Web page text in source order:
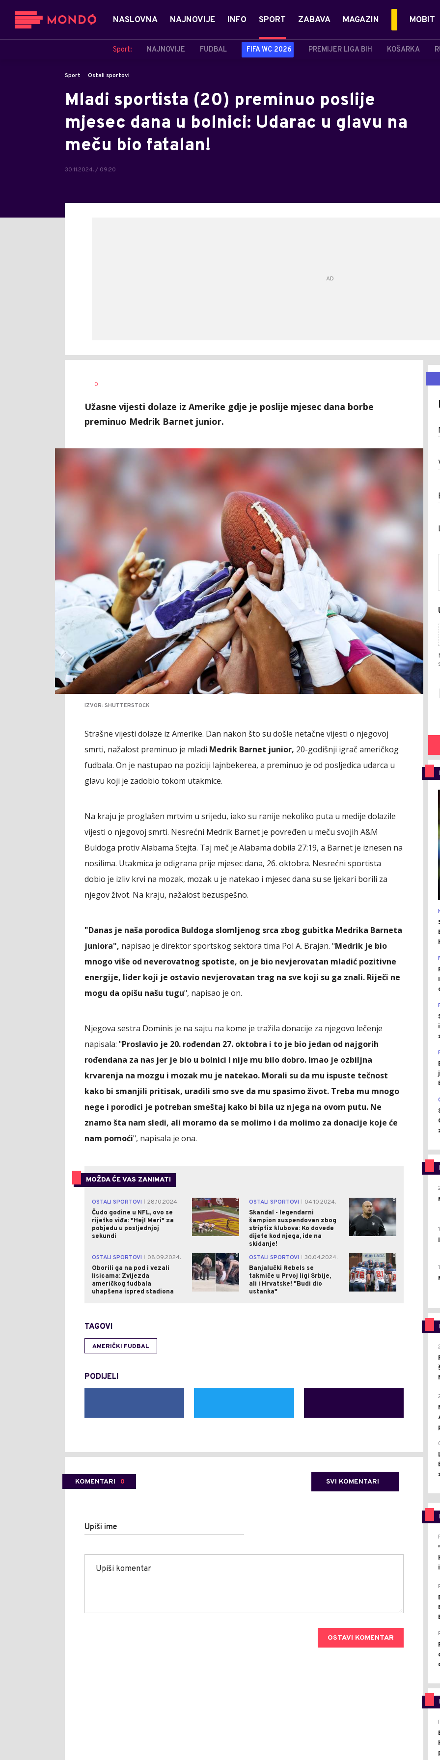
NASLOVNA NAJNOVIJE INFO SPORT
Sport: NAJNOVIJE FUDBAL FIFA WC 2026 PREMIJER LIGA BIH KOŠARKA
ZABAVA MAGAZIN MOBIT
Sport Ostali sportovi
Mladi sportista (20) preminuo poslije
mjesec dana u bolnici: Udarac u glavu na
meču bio fatalan!
30.11.2024. / 09:20
0
Užasne vijesti dolaze iz Amerike gdje je poslije mjesec dana borbe
preminuo Medrik Barnet junior.
IZVOR: SHUTTERSTOCK
Strašne vijesti dolaze iz Amerike. Dan nakon što su došle netačne vijesti o njegovoj
smrti, nažalost preminuo je mladi Medrik Barnet junior, 20-godišnji igrač američkog
fudbala. On je nastupao na poziciji lajnbekerea, a preminuo je od posljedica udarca u
glavu koji je zadobio tokom utakmice.
Na kraju je proglašen mrtvim u srijedu, iako su ranije nekoliko puta u medije dolazile
vijesti o njegovoj smrti. Nesrećni Medrik Barnet je povređen u meču svojih A&M
Buldoga protiv Alabama Stejta. Taj meč je Alabama dobila 27:19, a Barnet je iznesen na
nosilima. Utakmica je odigrana prije mjesec dana, 26. oktobra. Nesrećni sportista
dobio je izliv krvi na mozak, mozak u je natekao i mjesec dana su se ljekari borili za
njegov život. Na kraju, nažalost bezuspešno.
"Danas je naša porodica Buldoga slomljenog srca zbog gubitka Medrika Barneta
juniora", napisao je direktor sportskog sektora tima Pol A. Brajan. "Medrik je bio
mnogo više od neverovatnog spotiste, on je bio nevjerovatan mladić pozitivne
energije, lider koji je ostavio nevjerovatan trag na sve koji su ga znali. Riječi ne
mogu da opišu našu tugu", napisao je on.
Njegova sestra Dominis je na sajtu na kome je tražila donacije za njegovo lečenje
napisala: "Proslavio je 20. rođendan 27. oktobra i to je bio jedan od najgorih
rođendana za nas jer je bio u bolnici i nije mu bilo dobro. Imao je ozbiljna
krvarenja na mozgu i mozak mu je natekao. Morali su da mu ispuste tečnost
kako bi smanjili pritisak, uradili smo sve da mu spasimo život. Treba mu mnogo
nege i porodici je potreban smeštaj kako bi bila uz njega na ovom putu. Ne
znamo šta nam sledi, ali moramo da se molimo i da molimo za donacije koje će
nam pomoći", napisala je ona.
MOŽDA ĆE VAS ZANIMATI
OSTALI SPORTOVI
28.10.2024.
Čudo godine u NFL, ovo se
rijetko viđa: "Hejl Meri" za
pobjedu u posljednjoj
sekundi
0 OSTALI SPORTOVI
04.10.2024.
Skandal - legendarni
šampion suspendovan zbog
striptiz klubova: Ko dovede
dijete kod njega, ide na
skidanje!
0
OSTALI SPORTOVI
08.09.2024.
Oborili ga na pod i vezali
lisicama: Zvijezda
američkog fudbala
uhapšena ispred stadiona
0 OSTALI SPORTOVI
30.04.2024.
Banjalučki Rebels se
takmiče u Prvoj ligi Srbije,
ali i Hrvatske! "Budi dio
ustanka"
0
TAGOVI
AMERIČKI FUDBAL
PODIJELI
KOMENTARI 0 SVI KOMENTARI
Upiši ime
OSTAVI KOMENTAR